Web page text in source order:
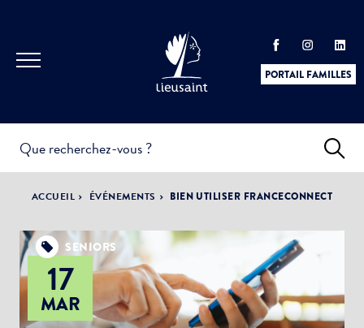
PORTAIL FAMILLES
PRATIQUES &
DÉMARCHES
ACTUALITÉS &
ÉVÈNEMENTS
LA VILLE
DÉMOCRATIE
PARTICIPATIVE
ACCUEIL ÉVÉNEMENTS BIEN UTILISER FRANCECONNECT
SENIORS
17
MAR